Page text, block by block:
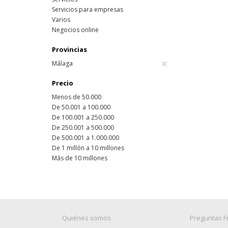
Servicios para empresas
Varios
Negocios online
Provincias
Málaga ×
Precio
Menos de 50.000
De 50.001 a 100.000
De 100.001 a 250.000
De 250.001 a 500.000
De 500.001 a 1.000.000
De 1 millón a 10 millones
Más de 10 millones
Quiénes somos Preguntas